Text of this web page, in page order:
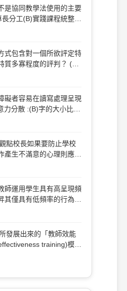
是協同教學法使用的主要
式包含對一個所欲評定特
多寡程度的評判？ (A)
表(C)軼事記錄(D)檢核
礙者容易在讀寫處理呈現
點校長如果要防止學校
產生不滿意的心理則應採
工作環境(B)提供升遷
師運用學生具有高呈現頻
其僅具有低頻率的行為，
方式，以促其表現出被期
(D)消弱行為
發展出來的「教師效能
training)模
的師生關係，因此特別
動傾聽 (C)化解衝突 (D)